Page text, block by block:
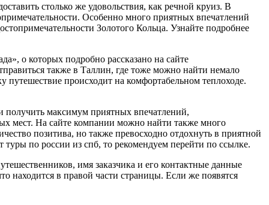
столько же удовольствия, как речной круиз. В
Особенно много приятных впечатлений
Золотого Кольца. Узнайте подробнее
о которых подробно рассказано на сайте
также в Таллин, где тоже можно найти немало
путешествие происходит на комфортабельном теплоходе.
получить максимум приятных впечатлений,
мест. На сайте компании можно найти также много
позитива, но также превосходно отдохнуть в приятной
по россии из спб, то рекомендуем перейти по ссылке.
имя заказчика и его контактные данные
находится в правой части страницы. Если же появятся